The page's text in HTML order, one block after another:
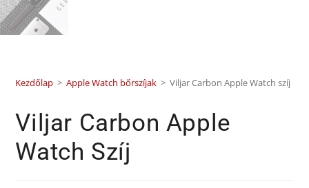
Kezdőlap > Apple Watch bőrszíjak > Viljar Carbon Apple Watch szíj
Viljar Carbon Apple
Watch Szíj